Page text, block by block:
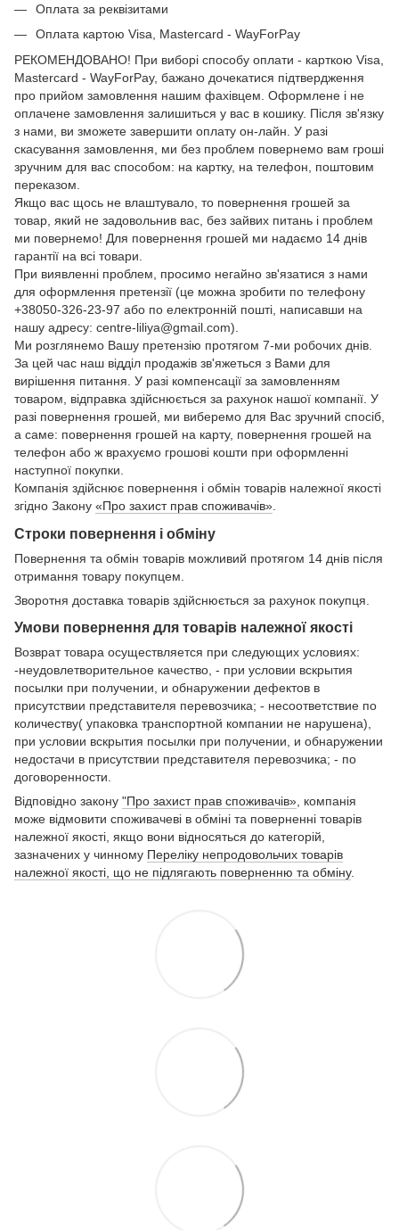
Оплата за реквізитами
Оплата картою Visa, Mastercard - WayForPay
РЕКОМЕНДОВАНО! При виборі способу оплати - карткою Visa,
Mastercard - WayForPay, бажано дочекатися підтвердження
про прийом замовлення нашим фахівцем. Оформлене і не
оплачене замовлення залишиться у вас в кошику. Після зв'язку
з нами, ви зможете завершити оплату он-лайн. У разі
скасування замовлення, ми без проблем повернемо вам гроші
зручним для вас способом: на картку, на телефон, поштовим
переказом.
Якщо вас щось не влаштувало, то повернення грошей за
товар, який не задовольнив вас, без зайвих питань і проблем
ми повернемо! Для повернення грошей ми надаємо 14 днів
гарантії на всі товари.
При виявленні проблем, просимо негайно зв'язатися з нами
для оформлення претензії (це можна зробити по телефону
+38050-326-23-97 або по електронній пошті, написавши на
нашу адресу: centre-liliya@gmail.com).
Ми розглянемо Вашу претензію протягом 7-ми робочих днів.
За цей час наш відділ продажів зв'яжеться з Вами для
вирішення питання. У разі компенсації за замовленням
товаром, відправка здійснюється за рахунок нашої компанії. У
разі повернення грошей, ми виберемо для Вас зручний спосіб,
а саме: повернення грошей на карту, повернення грошей на
телефон або ж врахуємо грошові кошти при оформленні
наступної покупки.
Компанія здійснює повернення і обмін товарів належної якості
згідно Закону «Про захист прав споживачів»
Строки повернення і обміну
Повернення та обмін товарів можливий протягом 14 днів після
отримання товару покупцем.
Зворотня доставка товарів здійснюється за рахунок покупця.
Умови повернення для товарів належної якості
Возврат товара осуществляется при следующих условиях:
-неудовлетворительное качество, - при условии вскрытия
посылки при получении, и обнаружении дефектов в
присутствии представителя перевозчика; - несоответствие по
количеству( упаковка транспортной компании не нарушена),
при условии вскрытия посылки при получении, и обнаружении
недостачи в присутствии представителя перевозчика; - по
договоренности.
Відповідно закону "Про захист прав споживачів», компанія
може відмовити споживачеві в обміні та поверненні товарів
належної якості, якщо вони відносяться до категорій,
зазначених у чинному Переліку непродовольчих товарів
належної якості, що не підлягають поверненню та обміну.